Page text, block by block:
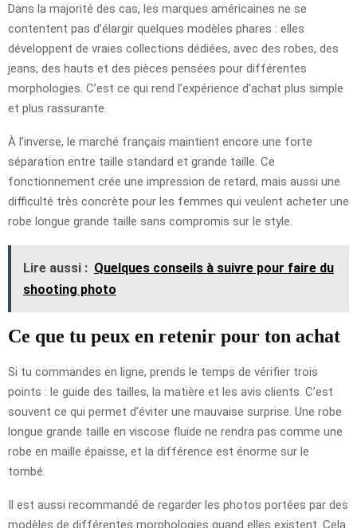
Dans la majorité des cas, les marques américaines ne se
contentent pas d’élargir quelques modèles phares : elles
développent de vraies collections dédiées, avec des robes, des
jeans, des hauts et des pièces pensées pour différentes
morphologies. C’est ce qui rend l’expérience d’achat plus simple
et plus rassurante.
À l’inverse, le marché français maintient encore une forte
séparation entre taille standard et grande taille. Ce
fonctionnement crée une impression de retard, mais aussi une
difficulté très concrète pour les femmes qui veulent acheter une
robe longue grande taille sans compromis sur le style.
Lire aussi : Quelques conseils à suivre pour faire du
shooting photo
Ce que tu peux en retenir pour ton achat
Si tu commandes en ligne, prends le temps de vérifier trois
points : le guide des tailles, la matière et les avis clients. C’est
souvent ce qui permet d’éviter une mauvaise surprise. Une robe
longue grande taille en viscose fluide ne rendra pas comme une
robe en maille épaisse, et la différence est énorme sur le
tombé.
Il est aussi recommandé de regarder les photos portées par des
modèles de différentes morphologies quand elles existent. Cela